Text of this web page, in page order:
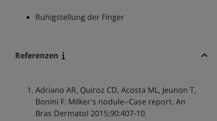
Ruhigstellung der Finger
Referenzen
Adriano AR, Quiroz CD, Acosta ML, Jeunon T,
Bonini F. Milker's nodule--Case report. An
Bras Dermatol 2015;90:407-10.